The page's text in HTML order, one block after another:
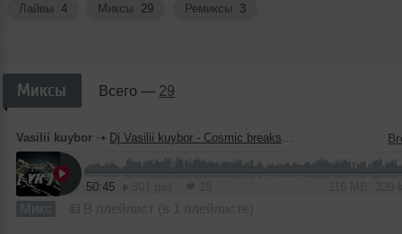
Лайвы 4 Миксы 29 Ремиксы 3
Миксы Всего — 29
Vasilii kuybor ➝ Dj Vasilii kuybor - Cosmic breaks -Planeta eartth-Стихия Земля
50:45
Микс В плейлист (в 1 плейлисте)